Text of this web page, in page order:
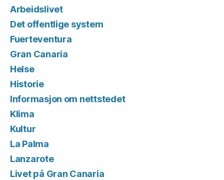
Arbeidslivet
Det offentlige system
Fuerteventura
Gran Canaria
Helse
Historie
Informasjon om nettstedet
Klima
Kultur
La Palma
Lanzarote
Livet på Gran Canaria